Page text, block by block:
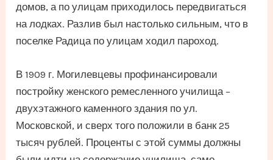
домов, а по улицам приходилось передвигаться
на лодках. Разлив был настолько сильным, что в
поселке Радица по улицам ходил пароход.
В 1909 г. Могилевцевы профинансировали
постройку женского ремесленного училища –
двухэтажного каменного здания по ул.
Московской, и сверх того положили в банк 25
тысяч рублей. Проценты с этой суммы должны